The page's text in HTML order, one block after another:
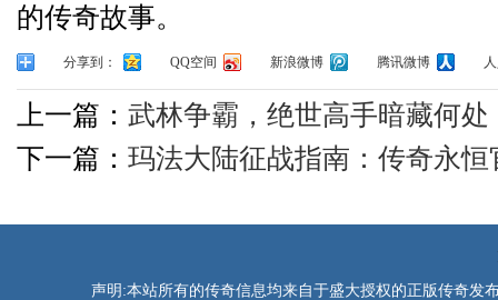
的传奇故事。
分享到： QQ空间 新浪微博 腾讯微博
上一篇： 武林争霸，绝世高手暗藏何
下一篇： 玛法大陆征战指南：传奇永
声明:本站所有的传奇信息均来自于盛大授权的正版传奇发